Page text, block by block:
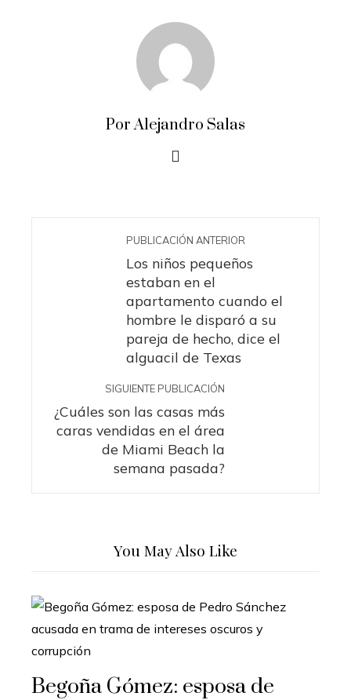
Por Alejandro Salas
PUBLICACIÓN ANTERIOR
Los niños pequeños
estaban en el
apartamento cuando el
hombre le disparó a su
pareja de hecho, dice el
alguacil de Texas
SIGUIENTE PUBLICACIÓN
¿Cuáles son las casas más
caras vendidas en el área
de Miami Beach la
semana pasada?
You May Also Like
Begoña Gómez: esposa de